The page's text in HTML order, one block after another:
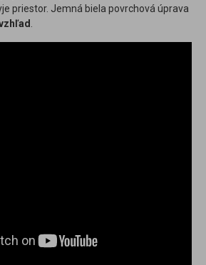
priestor. Jemná biela povrchová úprava